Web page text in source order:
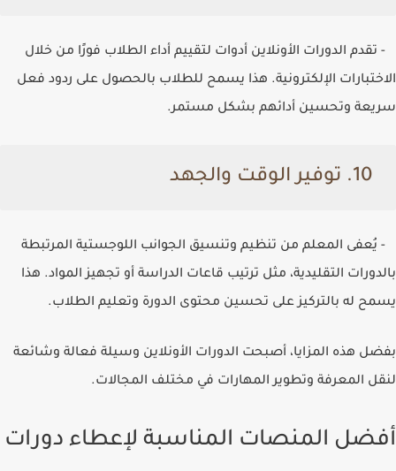
- تقدم الدورات الأونلاين أدوات لتقييم أداء الطلاب فورًا من خلال
الاختبارات الإلكترونية. هذا يسمح للطلاب بالحصول على ردود فعل
سريعة وتحسين أدائهم بشكل مستمر.
10. توفير الوقت والجهد
- يُعفى المعلم من تنظيم وتنسيق الجوانب اللوجستية المرتبطة
بالدورات التقليدية، مثل ترتيب قاعات الدراسة أو تجهيز المواد. هذا
يسمح له بالتركيز على تحسين محتوى الدورة وتعليم الطلاب.
بفضل هذه المزايا، أصبحت الدورات الأونلاين وسيلة فعالة وشائعة
لنقل المعرفة وتطوير المهارات في مختلف المجالات.
أفضل المنصات المناسبة لإعطاء دورات